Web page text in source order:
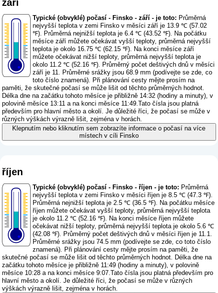
září
Typické (obvyklé) počasí - Finsko - září - je toto: Průměrná
nejvyšší teplota v zemi Finsko v měsíci září je 13.9 ℃ (57.02
℉). Průměrná nejnižší teplota je 6.4 ℃ (43.52 ℉). Na počátku
měsíce září můžete očekávat vyšší teploty, průměrná nejvyšší
teplota je okolo 16.75 ℃ (62.15 ℉). Na konci měsíce září
můžete očekávat nižší teploty, průměrná nejvyšší teplota je
okolo 11.2 ℃ (52.16 ℉). Průměrný počet deštivých dnů v měsíci
září je 11. Průměrné srážky jsou 68.9 mm (podívejte se zde, co
toto číslo znamená). Při plánování cesty mějte prosím na
paměti, že skutečné počasí se může lišit od těchto průměrných hodnot.
Délka dne na začátku tohoto měsíce je přibližně 14:32 (hodiny a minuty), v
polovině měsíce 13:11 a na konci měsíce 11:49.Tato čísla jsou platná
především pro hlavní město a okolí. Je důležité říci, že počasí se může v
různých výškách výrazně lišit, zejména v horách.
Klepnutím nebo kliknutím sem zobrazíte informace o počasí na více
místech v cíli Finsko
říjen
Typické (obvyklé) počasí - Finsko - říjen - je toto: Průměrná
nejvyšší teplota v zemi Finsko v měsíci říjen je 8.5 ℃ (47.3 ℉).
Průměrná nejnižší teplota je 2.5 ℃ (36.5 ℉). Na počátku měsíce
říjen můžete očekávat vyšší teploty, průměrná nejvyšší teplota
je okolo 11.2 ℃ (52.16 ℉). Na konci měsíce říjen můžete
očekávat nižší teploty, průměrná nejvyšší teplota je okolo 5.6 ℃
(42.08 ℉). Průměrný počet deštivých dnů v měsíci říjen je 11.1.
Průměrné srážky jsou 74.5 mm (podívejte se zde, co toto číslo
znamená). Při plánování cesty mějte prosím na paměti, že
skutečné počasí se může lišit od těchto průměrných hodnot. Délka dne na
začátku tohoto měsíce je přibližně 11:49 (hodiny a minuty), v polovině
měsíce 10:28 a na konci měsíce 9:07.Tato čísla jsou platná především pro
hlavní město a okolí. Je důležité říci, že počasí se může v různých
výškách výrazně lišit, zejména v horách.